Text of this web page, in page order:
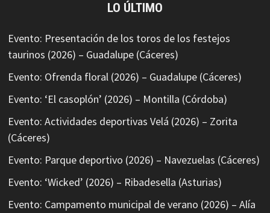
LO ÚLTIMO
Evento: Presentación de los toros de los festejos
taurinos (2026) – Guadalupe (Cáceres)
Evento: Ofrenda floral (2026) – Guadalupe (Cáceres)
Evento: ‘El casoplón’ (2026) – Montilla (Córdoba)
Evento: Actividades deportivas Velá (2026) – Zorita
(Cáceres)
Evento: Parque deportivo (2026) – Navezuelas (Cáceres)
Evento: ‘Wicked’ (2026) – Ribadesella (Asturias)
Evento: Campamento municipal de verano (2026) – Alía